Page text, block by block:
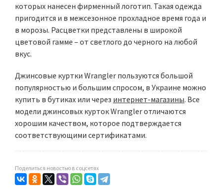
которых нанесен фирменный логотип. Такая одежда
пригодится и в межсезонное прохладное время года и
в морозы. Расцветки представлены в широкой
цветовой гамме – от светлого до черного на любой
вкус.
Джинсовые куртки Wrangler пользуются большой
популярностью и большим спросом, в Украине можно
купить в бутиках или через интернет-магазины. Все
модели джинсовых курток Wrangler отличаются
хорошим качеством, которое подтверждается
соответствующими сертификатами.
Поделиться новостью в соцсетях